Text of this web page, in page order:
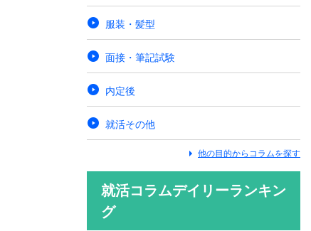
服装・髪型
面接・筆記試験
内定後
就活その他
他の目的からコラムを探す
就活コラムデイリーランキン
グ